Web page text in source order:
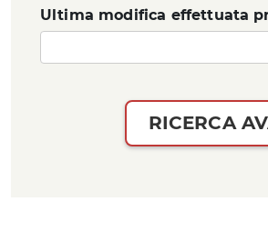
Ultima modifica effettuata
RICERCA